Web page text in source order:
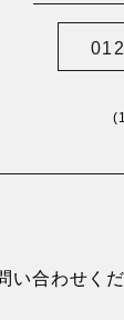
い合わせくだ